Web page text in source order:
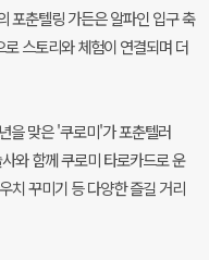
포춘텔링 가든은 알파인 입구 축
스토리와 체험이 연결되며 더
을 맞은 '쿠로미'가 포춘텔러
와 함께 쿠로미 타로카드로 운
치 꾸미기 등 다양한 즐길 거리